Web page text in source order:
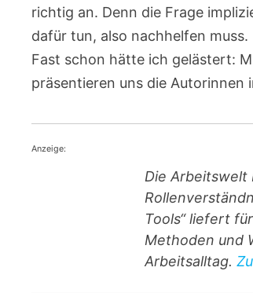
richtig an. Denn die Frage
dafür tun, also nachhelfen
Fast schon hätte ich gelästert:
präsentieren uns die Autorinnen
Anzeige:
Die Arbeitswelt
Tools“ liefert
Methoden und
Arbeitsalltag.